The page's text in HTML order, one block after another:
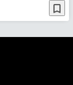
bookmark_border